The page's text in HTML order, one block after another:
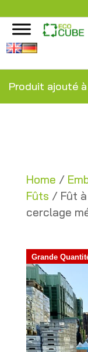
Produit ajouté
Home /
Fûts / Fût
cerclage
Grande